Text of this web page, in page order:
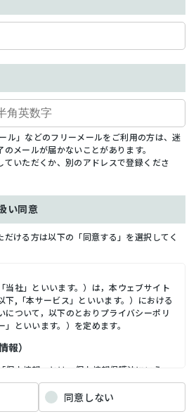
ル」などのフリーメールをご利用の方は、迷
メールが届かないことがあります。
いただくか、別のアドレスで登録くださ
い同意
ける方は以下の「同意する」を選択してく
当社」といいます。）は，本ウェブサイト
下,「本サービス」といいます。）における
について，以下のとおりプライバシーポリ
といいます。）を定めます。
報）
個人情報」とは，個人情報保護法にいう
し，生存する個人に関する情報であって，
年月日，住所，電話番号，連絡先その他
識別できる情報を指します。 プライバシ
同意しない